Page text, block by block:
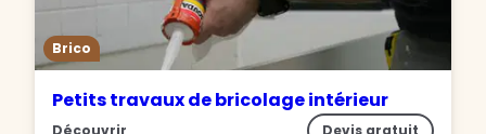
Brico
Petits travaux de bricolage intérieur